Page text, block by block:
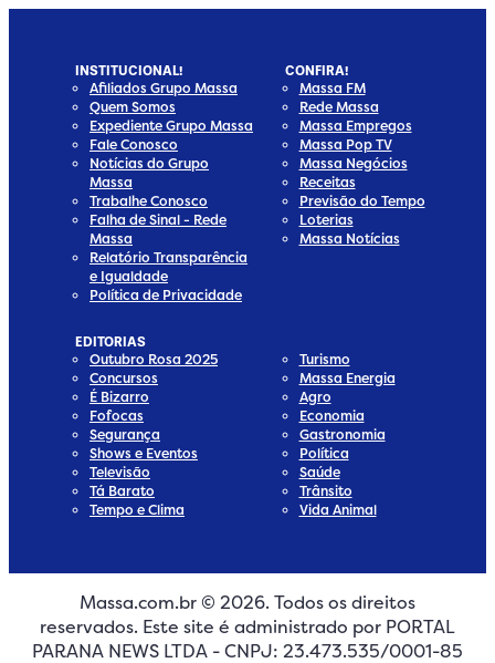
Media
Media
INSTITUCIONAL!
Afiliados Grupo Massa
Quem Somos
Expediente Grupo Massa
Fale Conosco
Notícias do Grupo
Massa
Trabalhe Conosco
Falha de Sinal - Rede
Massa
Relatório Transparência
e Igualdade
Política de Privacidade
CONFIRA!
Massa FM
Rede Massa
Massa Empregos
Massa Pop TV
Massa Negócios
Receitas
Previsão do Tempo
Loterias
Massa Notícias
EDITORIAS
Outubro Rosa 2025
Concursos
É Bizarro
Fofocas
Segurança
Shows e Eventos
Televisão
Tá Barato
Tempo e Clima
Turismo
Massa Energia
Agro
Economia
Gastronomia
Política
Saúde
Trânsito
Vida Animal
Massa.com.br © 2026. Todos os direitos
reservados. Este site é administrado por PORTAL
PARANA NEWS LTDA - CNPJ: 23.473.535/0001-85